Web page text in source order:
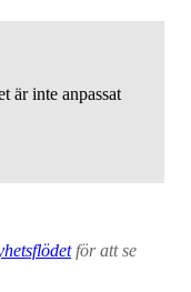
är inte anpassat
för att se